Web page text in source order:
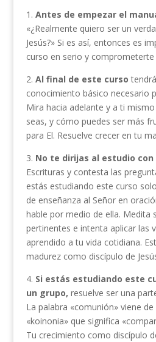
1. Antes de empezar el
«¿Realmente quiero ser un
Jesús?» Si es así, entonces es
curso en serio y
2. Al final de este curso
conocimiento básico necesario
Mira hacia adelante y a ti
seas, y cómo puedes ser más
para El. Resuelve crecer en tu
3. No te dirijas al estudio con
Escrituras y contesta las
estás estudiando este curso
de enseñanza al Señor en
hable por medio de ella. Medita
pertinentes e intenta aplicar las
aprendido a tu vida cotidiana.
madurez como discípulo de
4. Si estás estudiando este
un grupo, resuelve ser una
La palabra «comunión» viene
«koinonia» que significa
Tu crecimiento como discípulo